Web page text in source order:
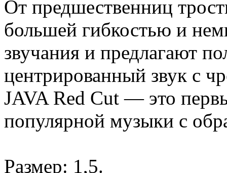
От предшественниц
большей гибкостью и
звучания и предлагают
центрированный звук с
JAVA Red Cut — это
популярной музыки с
Размер: 1,5.